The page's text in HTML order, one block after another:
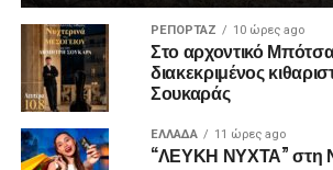
ΡΕΠΟΡΤΑΖ 10 ώρες ago
Στο αρχοντικό
διακεκριμένος
Σουκαράς
ΕΛΛΑΔΑ 11 ώρες ago
“ΛΕΥΚΗ ΝΥΧΤΑ” στη